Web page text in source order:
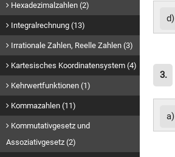
d)
3.
a)
Hexadezimalzahlen (2)
Integralrechnung (13)
Irrationale Zahlen, Reelle Zahlen (3)
Kartesisches Koordinatensystem (4)
Kehrwertfunktionen (1)
Kommazahlen (11)
Kommutativgesetz und
Assoziativgesetz (2)